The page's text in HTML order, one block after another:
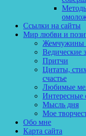
Ссылки на сайты
Мир любви и
Жемчужины
Ведические
Притчи
Цитаты,
счастье
Любимые
Интересные
Мысль дня
Мое
Обо мне
Карта сайта